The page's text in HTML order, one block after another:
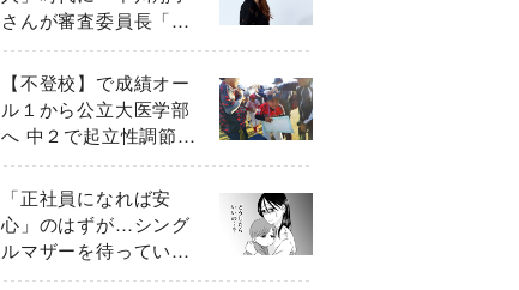
さんが審査委員長「不
登校生動画甲子園
2026」が開催
【不登校】で成績オー
ル１から公立大医学部
へ 中２で起立性調節障
害「治るまで３年」の
診断 そのとき母は
「正社員になれば安
心」のはずが…シング
ルマザーを待ってい
た“魔の２年間”【前編】